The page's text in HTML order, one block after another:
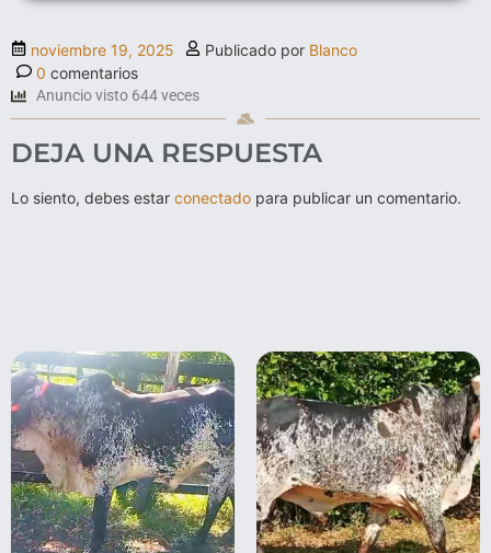
noviembre 19, 2025 Publicado por Blanco
0 comentarios
Anuncio visto 644 veces
DEJA UNA RESPUESTA
Lo siento, debes estar conectado para publicar un comentario.